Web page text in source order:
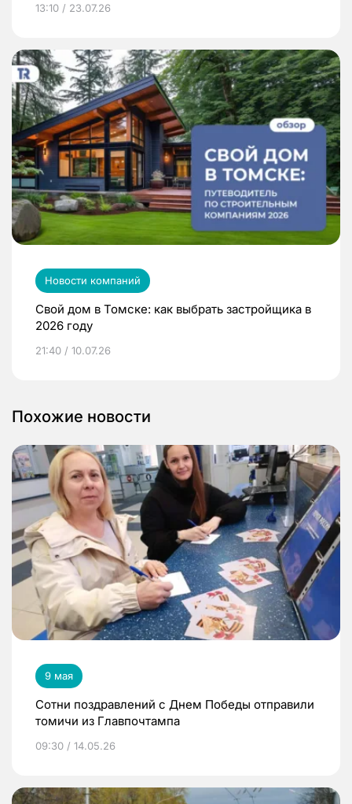
13:10 / 23.07.26
Новости компаний
Свой дом в Томске: как выбрать застройщика в
2026 году
21:40 / 10.07.26
Похожие новости
9 мая
Сотни поздравлений с Днем Победы отправили
томичи из Главпочтампа
09:30 / 14.05.26